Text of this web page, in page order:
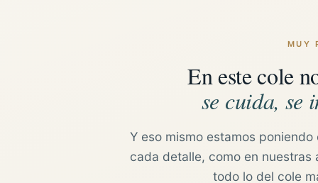
MUY
En este cole
se cuida, se
Y eso mismo estamos
cada detalle, como en nuestras
todo lo del cole